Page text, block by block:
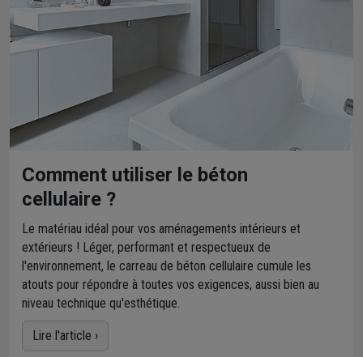
Comment utiliser le béton
cellulaire ?
Le matériau idéal pour vos aménagements intérieurs et
extérieurs ! Léger, performant et respectueux de
l'environnement, le carreau de béton cellulaire cumule les
atouts pour répondre à toutes vos exigences, aussi bien au
niveau technique qu'esthétique.
Lire l'article ›